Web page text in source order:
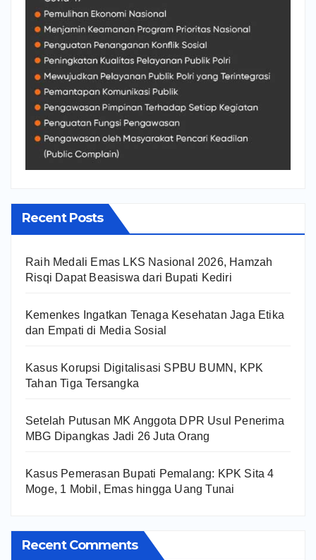
Recent Posts
Raih Medali Emas LKS Nasional 2026, Hamzah
Risqi Dapat Beasiswa dari Bupati Kediri
Kemenkes Ingatkan Tenaga Kesehatan Jaga Etika
dan Empati di Media Sosial
Kasus Korupsi Digitalisasi SPBU BUMN, KPK
Tahan Tiga Tersangka
Setelah Putusan MK Anggota DPR Usul Penerima
MBG Dipangkas Jadi 26 Juta Orang
Kasus Pemerasan Bupati Pemalang: KPK Sita 4
Moge, 1 Mobil, Emas hingga Uang Tunai
Recent Comments